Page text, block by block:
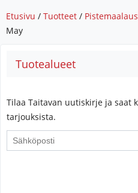
Etusivu / Tuotteet / Pistemaalaus
May
Tuotealueet
Tilaa Taitavan uutiskirje ja saat
tarjouksista.